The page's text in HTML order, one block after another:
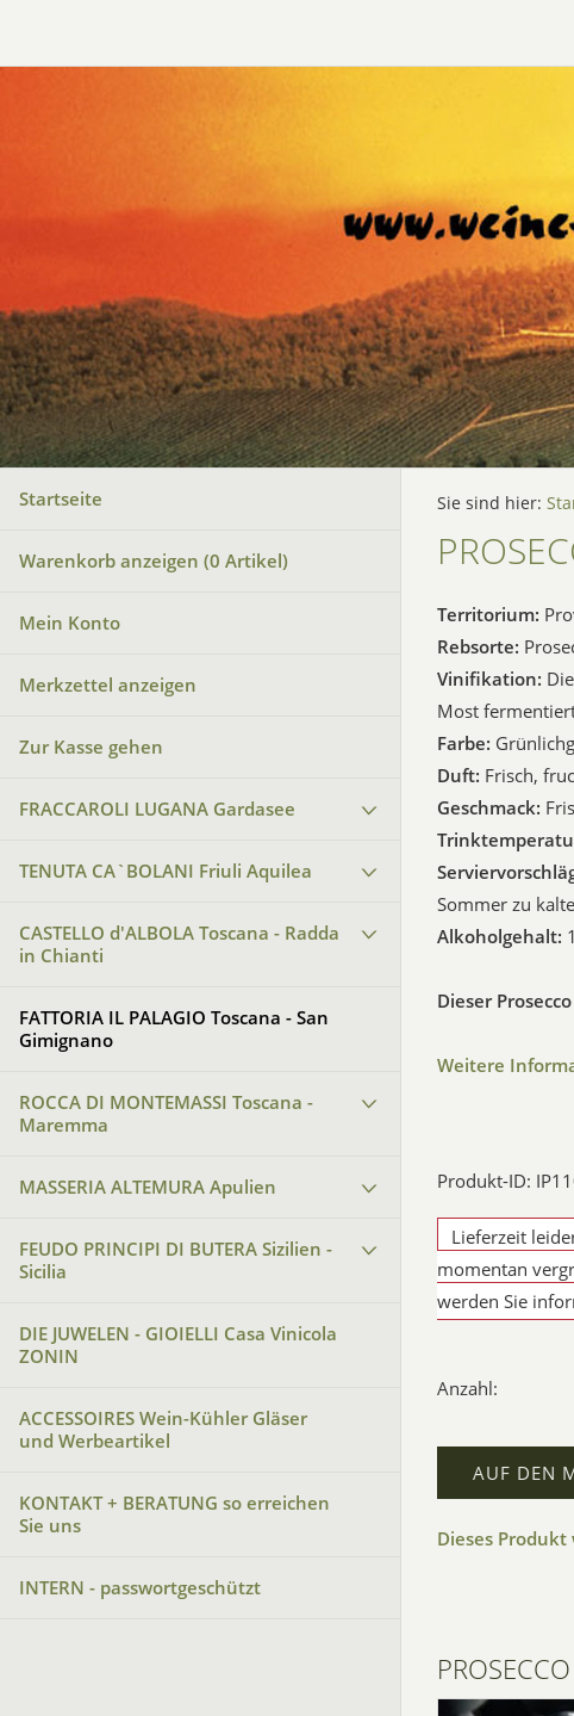
Startseite
Warenkorb anzeigen (0 Artikel)
Mein Konto
Merkzettel anzeigen
Zur Kasse gehen
FRACCAROLI LUGANA Gardasee
TENUTA CA`BOLANI Friuli Aquilea
CASTELLO d'ALBOLA Toscana - Radda
in Chianti
FATTORIA IL PALAGIO Toscana - San
Gimignano
ROCCA DI MONTEMASSI Toscana -
Maremma
MASSERIA ALTEMURA Apulien
FEUDO PRINCIPI DI BUTERA Sizilien -
Sicilia
DIE JUWELEN - GIOIELLI Casa Vinicola
ZONIN
ACCESSOIRES Wein-Kühler Gläser
und Werbeartikel
KONTAKT + BERATUNG so erreichen
Sie uns
INTERN - passwortgeschützt
Sie sind hier:
Territorium:
Rebsorte:
Vinifikation:
Most
Farbe:
Duft: Frisch,
Geschmack:
Sommer zu
Alkoholgehalt:
Dieser
Weitere
Produkt-ID:
Lieferzeit
momentan
werden Sie
Anzahl:
AUF DEN
Dieses